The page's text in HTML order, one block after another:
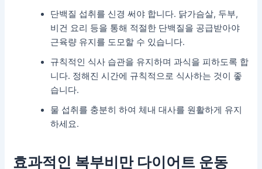
단백질 섭취를 신경 써야 합니다. 닭가슴살, 두부,
비건 요리 등을 통해 적절한 단백질을 공급받아야
근육량 유지를 도모할 수 있습니다.
규칙적인 식사 습관을 유지하며 과식을 피하도록 합
니다. 정해진 시간에 규칙적으로 식사하는 것이 좋
습니다.
물 섭취를 충분히 하여 체내 대사를 원활하게 유지
하세요.
효과적인 복부비만 다이어트 운동